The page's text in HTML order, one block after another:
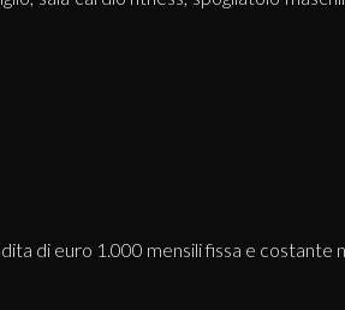
di euro 1.000 mensili fissa e costante